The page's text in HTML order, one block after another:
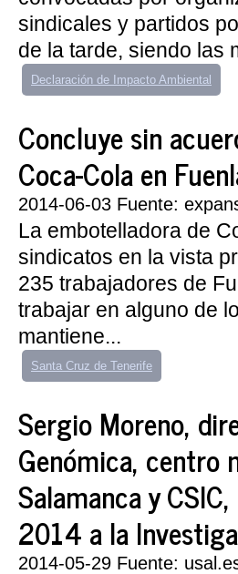
sindicales y partidos
de la tarde, siendo las
Declaración de Impacto Ambiental
Concluye sin
Coca-Cola en
2014-06-03 Fuente:
La embotelladora de
sindicatos en la vista
235 trabajadores de
trabajar en alguno de
mantiene...
Santa Cruz de Tenerife
Sergio Moreno,
Genómica, centro
Salamanca y
2014 a la
2014-05-29 Fuente: